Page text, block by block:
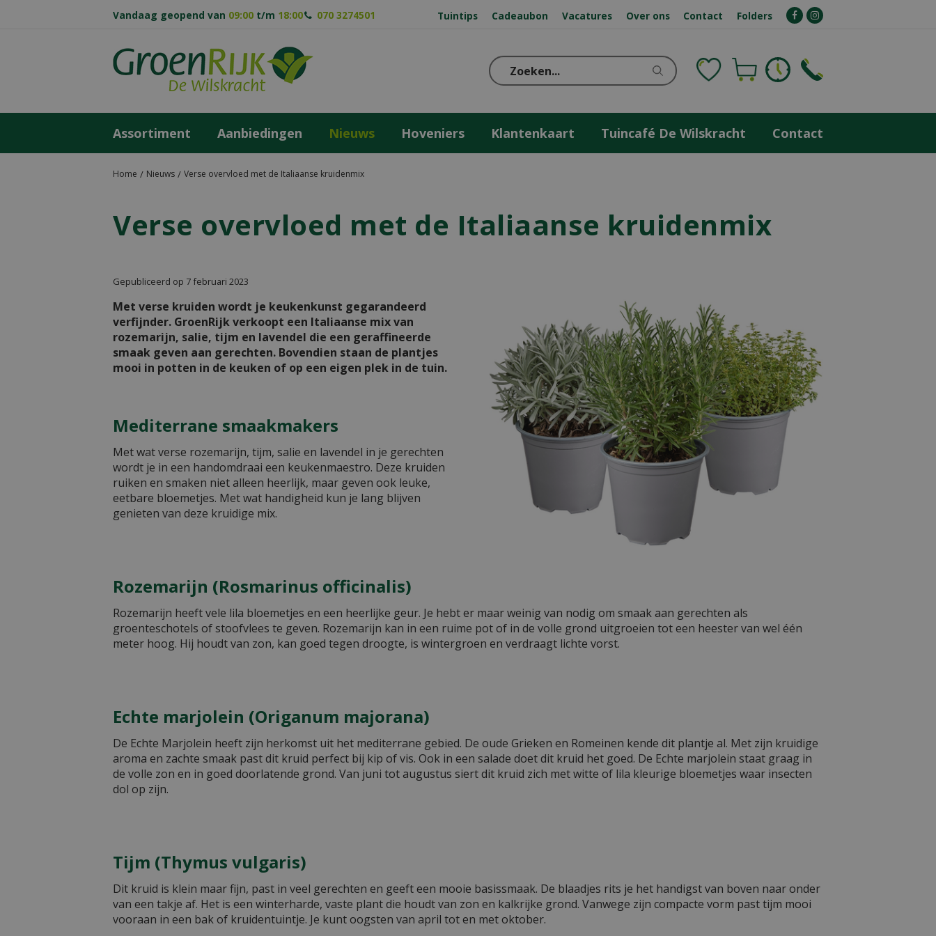
Home Nieuws Verse overvloed met de Italiaanse kruidenmix
Vandaag geopend van 09:00 t/m 18:00 070 3274501 Tuintips Cadeaubon Vacatures Over ons Contact Folders
Assortiment Aanbiedingen Nieuws Hoveniers Klantenkaart Tuincafé De Wilskracht Contact
Verse overvloed met de Italiaanse kruidenmix
Gepubliceerd op 7 februari 2023
Met verse kruiden wordt je keukenkunst gegarandeerd
verfijnder. GroenRijk verkoopt een Italiaanse mix van
rozemarijn, salie, tijm en lavendel die een geraffineerde
smaak geven aan gerechten. Bovendien staan de plantjes
mooi in potten in de keuken of op een eigen plek in de tuin.
Mediterrane smaakmakers
Met wat verse rozemarijn, tijm, salie en lavendel in je gerechten
wordt je in een handomdraai een keukenmaestro. Deze kruiden
ruiken en smaken niet alleen heerlijk, maar geven ook leuke,
eetbare bloemetjes. Met wat handigheid kun je lang blijven
genieten van deze kruidige mix.
Rozemarijn (Rosmarinus officinalis)
Rozemarijn heeft vele lila bloemetjes en een heerlijke geur. Je hebt er maar weinig van nodig om smaak aan gerechten als
groenteschotels of stoofvlees te geven. Rozemarijn kan in een ruime pot of in de volle grond uitgroeien tot een heester van wel één
meter hoog. Hij houdt van zon, kan goed tegen droogte, is wintergroen en verdraagt lichte vorst.
Echte marjolein (Origanum majorana)
De Echte Marjolein heeft zijn herkomst uit het mediterrane gebied. De oude Grieken en Romeinen kende dit plantje al. Met zijn kruidige
aroma en zachte smaak past dit kruid perfect bij kip of vis. Ook in een salade doet dit kruid het goed. De Echte marjolein staat graag in
de volle zon en in goed doorlatende grond. Van juni tot augustus siert dit kruid zich met witte of lila kleurige bloemetjes waar insecten
dol op zijn.
Tijm (Thymus vulgaris)
Dit kruid is klein maar fijn, past in veel gerechten en geeft een mooie basissmaak. De blaadjes rits je het handigst van boven naar onder
van een takje af. Het is een winterharde, vaste plant die houdt van zon en kalkrijke grond. Vanwege zijn compacte vorm past tijm mooi
vooraan in een bak of kruidentuintje. Je kunt oogsten van april tot en met oktober.